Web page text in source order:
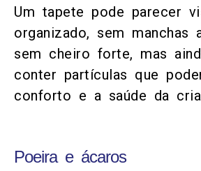
Um tapete pode parecer
organizado, sem manchas
sem cheiro forte, mas
conter partículas que
conforto e a saúde da
Poeira e ácaros